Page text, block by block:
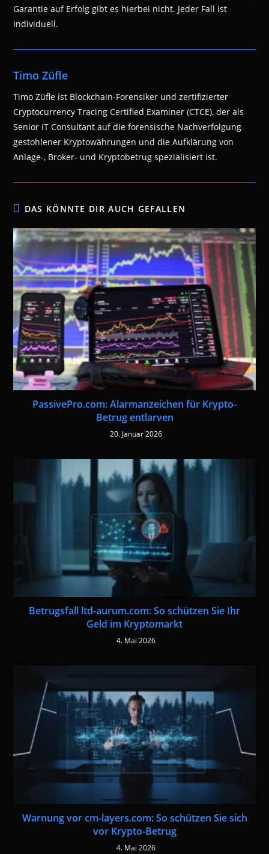
Garantie auf Erfolg gibt es hierbei nicht. Jeder Fall ist
individuell.
Timo Züfle
Timo Züfle ist Blockchain-Forensiker und zertifizierter
Cryptocurrency Tracing Certified Examiner (CTCE), der als
Senior IT Consultant auf die forensische Nachverfolgung
gestohlener Kryptowährungen und die Aufklärung von
Anlage-, Broker- und Kryptobetrug spezialisiert ist.
DAS KÖNNTE DIR AUCH GEFALLEN
PassivePro.com: Alarmanzeichen für Krypto-
Betrug entlarven
20. Januar 2026
Betrugsfall ltd-aurum.com: So schützen Sie Ihr
Geld im Kryptomarkt
4. Mai 2026
Warnung vor cm-layers.com: So schützen Sie sich
vor Krypto-Betrug
4. Mai 2026